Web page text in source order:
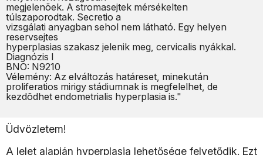
megjelenõek. A stromasejtek mérsékelten
túlszaporodtak. Secretio a
vizsgálati anyagban sehol nem látható. Egy helyen
reservsejtes
hyperplasias szakasz jelenik meg, cervicalis nyákkal.
Diagnózis I
BNO: N9210
Vélemény: Az elváltozás határeset, minekután
proliferatios mirigy stádiumnak is megfelelhet, de
kezdõdhet endometrialis hyperplasia is."
Üdvözletem!
A lelet alapján hyperplasia lehetősége felvetődik. Ezt